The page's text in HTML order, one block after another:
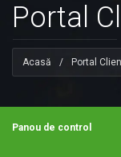
Portal
Acasă / Portal
Panou de control